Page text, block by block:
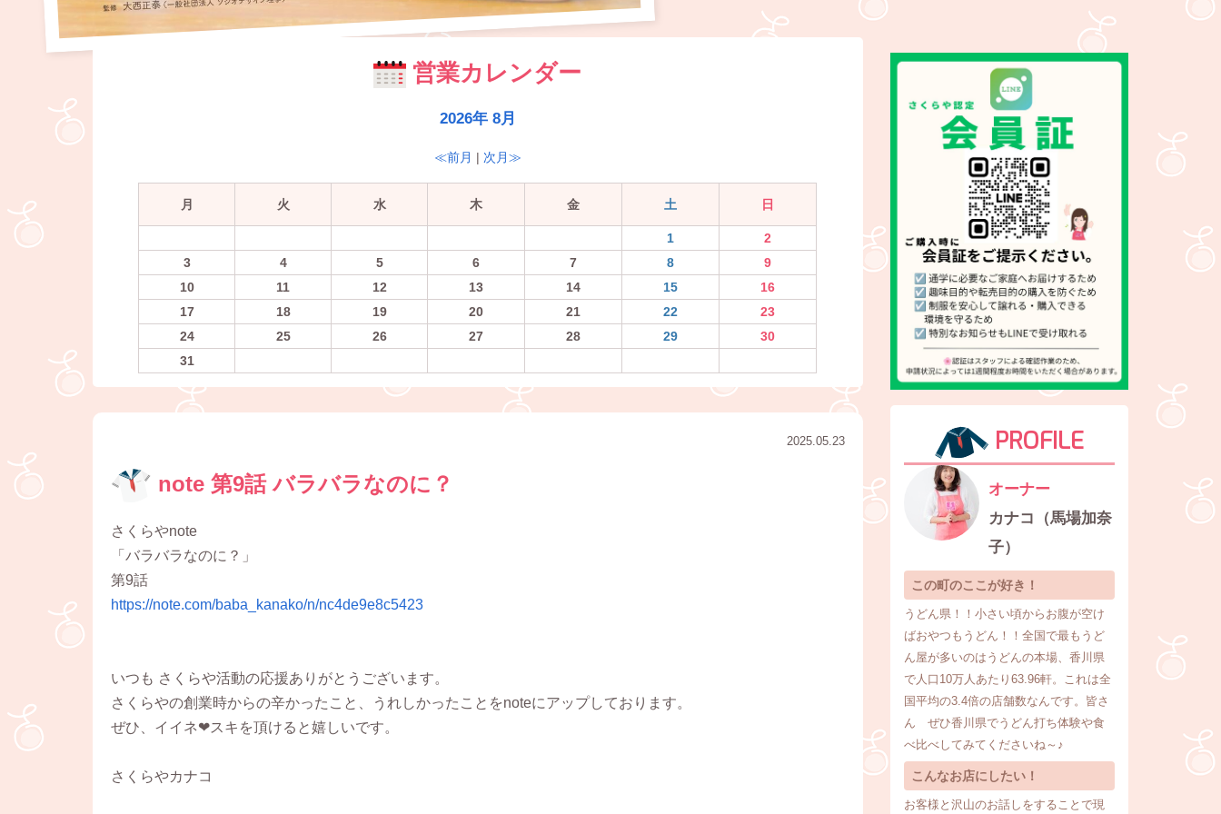
営業カレンダー
2026年 8月
≪前月 | 次月≫
月 火 水 木 金 土 日
1
2
3
4 5 6 7 8
9
10
11 12 13 14 15
16
17
18 19 20 21 22
23
24
25 26 27 28 29
30
31
2025.05.23
note 第9話 バラバラなのに？
さくらやnote
「バラバラなのに？」
第9話
https://note.com/baba_kanako/n/nc4de9e8c5423
いつも さくらや活動の応援ありがとうございます。
さくらやの創業時からの辛かったこと、うれしかったことをnoteにアップしております。
ぜひ、イイネ❤スキを頂けると嬉しいです。
さくらやカナコ
PROFILE
オーナー
カナコ（馬場加奈
子）
この町のここが好き！
うどん県！！小さい頃からお腹が空け
ばおやつもうどん！！全国で最もうど
ん屋が多いのはうどんの本場、香川県
で人口10万人あたり63.96軒。これは全
国平均の3.4倍の店舗数なんです。皆さ
ん ぜひ香川県でうどん打ち体験や食
べ比べしてみてくださいね～♪
こんなお店にしたい！
お客様と沢山のお話しをすることで現